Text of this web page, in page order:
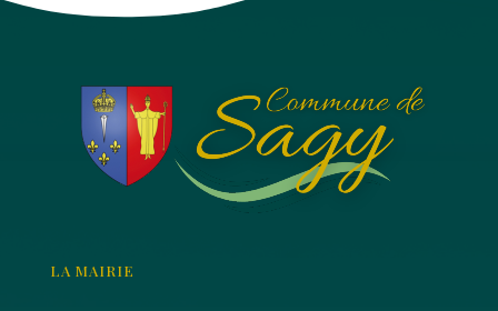
LA MAIRIE